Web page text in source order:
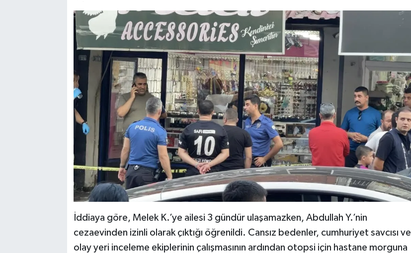
İddiaya göre, Melek K.’ye ailesi 3 gündür ulaşamazken, Abdullah Y.’nin
cezaevinden izinli olarak çıktığı öğrenildi. Cansız bedenler, cumhuriyet savcısı ve
olay yeri inceleme ekiplerinin çalışmasının ardından otopsi için hastane morguna